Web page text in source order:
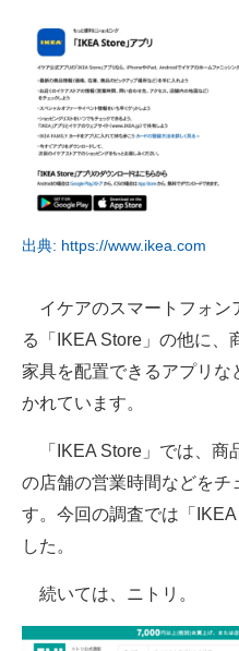
出典: https://www.ikea.com
イケアのスマートフォン
る「IKEA Store」の他に
家具を配置できるアプリな
かれています。
「IKEA Store」では、商
の店舗の営業時間などをチ
す。今回の調査では「
した。
続いては、ニトリ。